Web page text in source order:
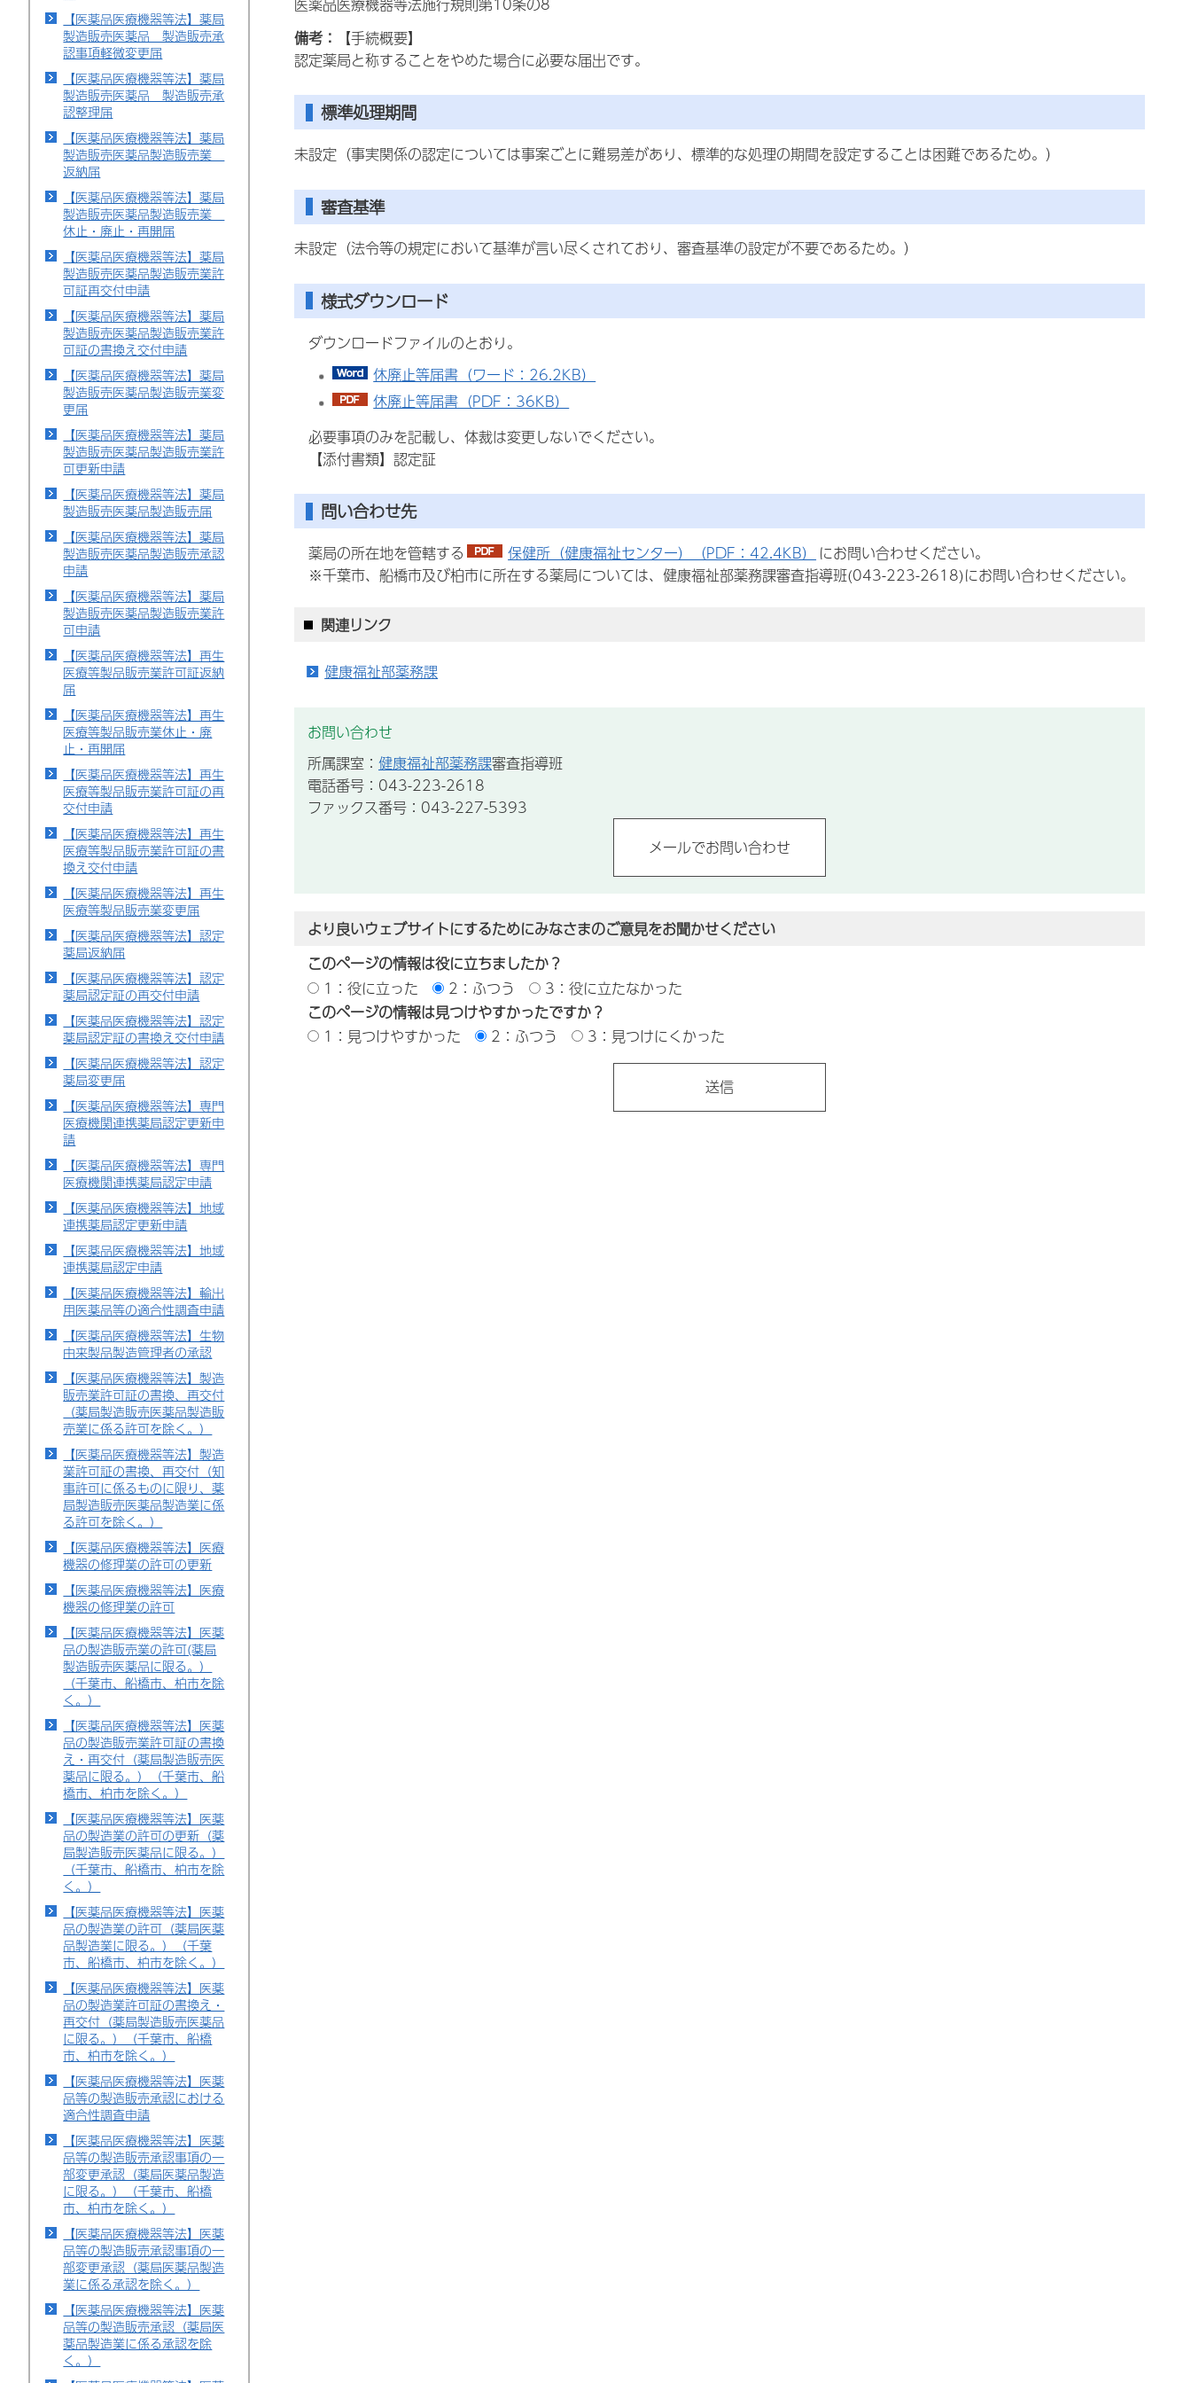
【医薬品医療機器等法】薬局
製造販売医薬品 製造販売承
認事項軽微変更届
【医薬品医療機器等法】薬局
製造販売医薬品 製造販売承
認整理届
【医薬品医療機器等法】薬局
製造販売医薬品製造販売業
返納届
【医薬品医療機器等法】薬局
製造販売医薬品製造販売業
休止・廃止・再開届
【医薬品医療機器等法】薬局
製造販売医薬品製造販売業許
可証再交付申請
【医薬品医療機器等法】薬局
製造販売医薬品製造販売業許
可証の書換え交付申請
【医薬品医療機器等法】薬局
製造販売医薬品製造販売業変
更届
【医薬品医療機器等法】薬局
製造販売医薬品製造販売業許
可更新申請
【医薬品医療機器等法】薬局
製造販売医薬品製造販売届
【医薬品医療機器等法】薬局
製造販売医薬品製造販売承認
申請
【医薬品医療機器等法】薬局
製造販売医薬品製造販売業許
可申請
【医薬品医療機器等法】再生
医療等製品販売業許可証返納
届
【医薬品医療機器等法】再生
医療等製品販売業休止・廃
止・再開届
【医薬品医療機器等法】再生
医療等製品販売業許可証の再
交付申請
【医薬品医療機器等法】再生
医療等製品販売業許可証の書
換え交付申請
【医薬品医療機器等法】再生
医療等製品販売業変更届
【医薬品医療機器等法】認定
薬局返納届
【医薬品医療機器等法】認定
薬局認定証の再交付申請
【医薬品医療機器等法】認定
薬局認定証の書換え交付申請
【医薬品医療機器等法】認定
薬局変更届
【医薬品医療機器等法】専門
医療機関連携薬局認定更新申
請
【医薬品医療機器等法】専門
医療機関連携薬局認定申請
【医薬品医療機器等法】地域
連携薬局認定更新申請
【医薬品医療機器等法】地域
連携薬局認定申請
【医薬品医療機器等法】輸出
用医薬品等の適合性調査申請
【医薬品医療機器等法】生物
由来製品製造管理者の承認
【医薬品医療機器等法】製造
販売業許可証の書換、再交付
（薬局製造販売医薬品製造販
売業に係る許可を除く。）
【医薬品医療機器等法】製造
業許可証の書換、再交付（知
事許可に係るものに限り、薬
局製造販売医薬品製造業に係
る許可を除く。）
【医薬品医療機器等法】医療
機器の修理業の許可の更新
【医薬品医療機器等法】医療
機器の修理業の許可
【医薬品医療機器等法】医薬
品の製造販売業の許可(薬局
製造販売医薬品に限る。）
（千葉市、船橋市、柏市を除
く。）
【医薬品医療機器等法】医薬
品の製造販売業許可証の書換
え・再交付（薬局製造販売医
薬品に限る。）（千葉市、船
橋市、柏市を除く。）
【医薬品医療機器等法】医薬
品の製造業の許可の更新（薬
局製造販売医薬品に限る。）
（千葉市、船橋市、柏市を除
く。）
【医薬品医療機器等法】医薬
品の製造業の許可（薬局医薬
品製造業に限る。）（千葉
市、船橋市、柏市を除く。）
【医薬品医療機器等法】医薬
品の製造業許可証の書換え・
再交付（薬局製造販売医薬品
に限る。）（千葉市、船橋
市、柏市を除く。）
【医薬品医療機器等法】医薬
品等の製造販売承認における
適合性調査申請
【医薬品医療機器等法】医薬
品等の製造販売承認事項の一
部変更承認（薬局医薬品製造
に限る。）（千葉市、船橋
市、柏市を除く。）
【医薬品医療機器等法】医薬
品等の製造販売承認事項の一
部変更承認（薬局医薬品製造
業に係る承認を除く。）
【医薬品医療機器等法】医薬
品等の製造販売承認（薬局医
薬品製造業に係る承認を除
く。）
備考：
【手続概要】
認定薬局と称することをやめた場合に必要な届出です。
標準処理期間
未設定（事実関係の認定については事案ごとに難易差があり、標準的な処理の期間を設定することは困難であるため。）
審査基準
未設定（法令等の規定において基準が言い尽くされており、審査基準の設定が不要であるため。）
様式ダウンロード
ダウンロードファイルのとおり。
休廃止等届書（ワード：26.2KB）
休廃止等届書（PDF：36KB）
必要事項のみを記載し、体裁は変更しないでください。
【添付書類】認定証
問い合わせ先
薬局の所在地を管轄する 保健所（健康福祉センター）（PDF：42.4KB）
にお問い合わせください。
※千葉市、船橋市及び柏市に所在する薬局については、健康福祉部薬務課審査指導班(043-223-2618)にお問い合わせください。
関連リンク
健康福祉部薬務課
お問い合わせ
所属課室： 健康福祉部薬務課審査指導班
電話番号：043-223-2618
ファックス番号：043-227-5393
より良いウェブサイトにするためにみなさまのご意見をお聞かせください
このページの情報は役に立ちましたか？
1：役に立った
2：ふつう
3：役に立たなかった
このページの情報は見つけやすかったですか？
1：見つけやすかった
2：ふつう 3：見つけにくかった